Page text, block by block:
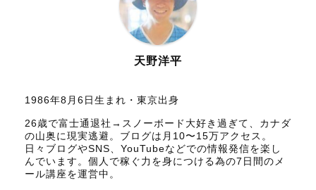
天野洋平
1986年8月6日生まれ・東京出身
26歳で富士通退社→スノーボード大好き過ぎて、カナダ
の山奥に現実逃避。ブログは月10〜15万アクセス。
日々ブログやSNS、YouTubeなどでの情報発信を楽し
んでいます。個人で稼ぐ力を身につける為の7日間のメ
ール講座を運営中。